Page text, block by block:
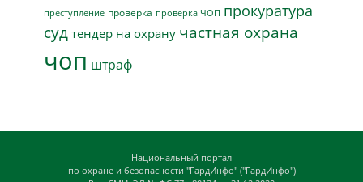
преступление проверка проверка ЧОП прокуратура
суд тендер на охрану частная охрана
чоп штраф
Национальный портал
по охране и безопасности "ГардИнфо" ("ГардИнфо")